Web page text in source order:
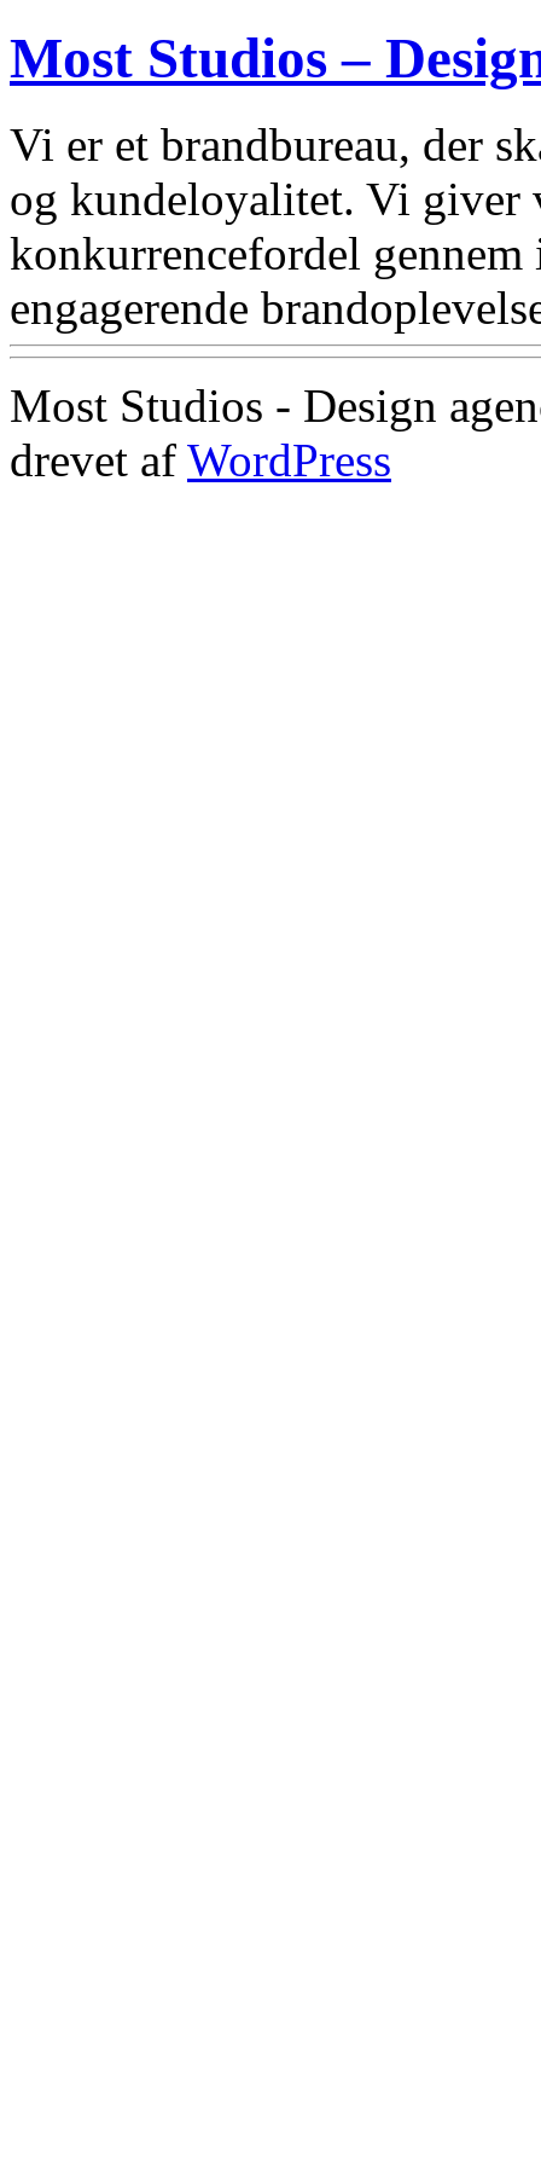
Most Studios –
Vi er et brandbureau, der
og kundeloyalitet. Vi giver
konkurrencefordel
engagerende
Most Studios - Design
drevet af WordPress